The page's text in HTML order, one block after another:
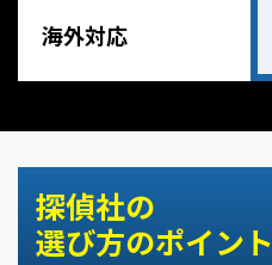
海外対応
探偵社の
選び方のポイント